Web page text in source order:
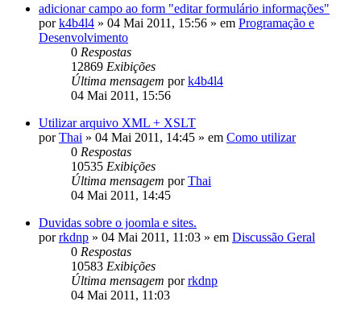
adicionar campo ao form "editar formulário informações"
pork4b4l4 » 04 Mai 2011, 15:56 » em Programação e
Desenvolvimento
0 Respostas
12869 Exibições
Última mensagem pork4b4l4
04 Mai 2011, 15:56
Utilizar arquivo XML + XSLT
porThai » 04 Mai 2011, 14:45 » em Como utilizar
0 Respostas
10535 Exibições
Última mensagem porThai
04 Mai 2011, 14:45
Duvidas sobre o joomla e sites.
porrkdnp » 04 Mai 2011, 11:03 » em Discussão Geral
0 Respostas
10583 Exibições
Última mensagem porrkdnp
04 Mai 2011, 11:03